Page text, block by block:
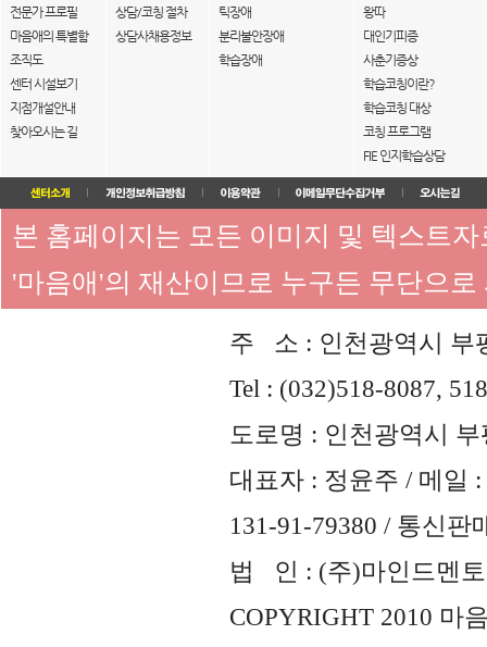
전문가 프로필
마음애의 특별함
조직도
센터 시설보기
지점개설안내
찾아오시는 길
상담/코칭 절차
상담사채용정보
틱장애
분리불안장애
학습장애
왕따
대인기피증
사춘기증상
학습코칭이란?
학습코칭 대상
코칭 프로그램
FIE 인지학습상담
본 홈페이지는 모든 이미지 및 텍스트
'마음애'의 재산이므로 누구든 무단으
주 소 : 인천광역시 부
Tel : (032)518-8087,
도로명 : 인천광역시
대표자 : 정윤주 / 메일 :
131-91-79380 / 통신판
법 인 : (주)마인드멘토
COPYRIGHT 2010 마